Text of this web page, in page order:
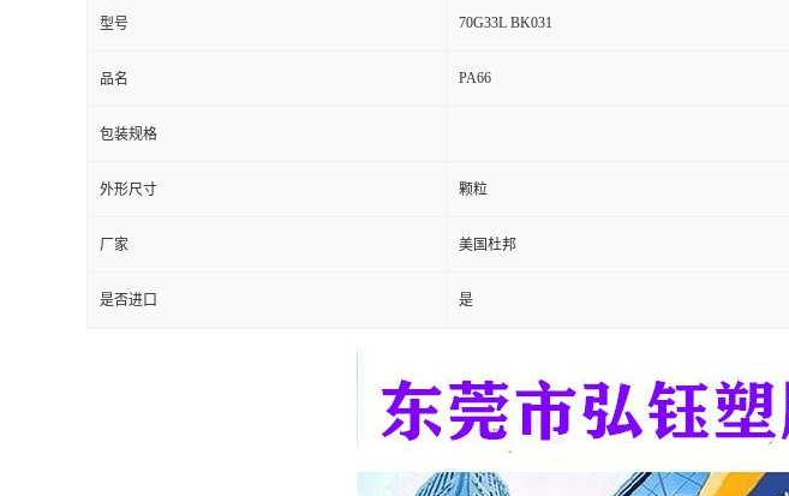
型号 70G33L BK031
品名 PA66
包装规格
外形尺寸 颗粒
厂家 美国杜邦
是否进口 是